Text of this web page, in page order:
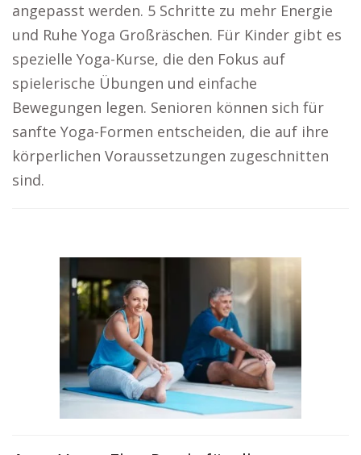
angepasst werden. 5 Schritte zu mehr Energie
und Ruhe Yoga Großräschen. Für Kinder gibt es
spezielle Yoga-Kurse, die den Fokus auf
spielerische Übungen und einfache
Bewegungen legen. Senioren können sich für
sanfte Yoga-Formen entscheiden, die auf ihre
körperlichen Voraussetzungen zugeschnitten
sind.